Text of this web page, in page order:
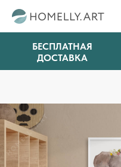
БЕСПЛАТНАЯ
ДОСТАВКА